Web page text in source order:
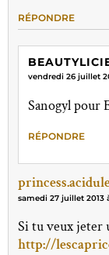
RÉPONDRE
vendredi 26 juillet
Sanogyl pour
RÉPONDRE
samedi 27 juillet 2013
Si tu veux jeter
http://